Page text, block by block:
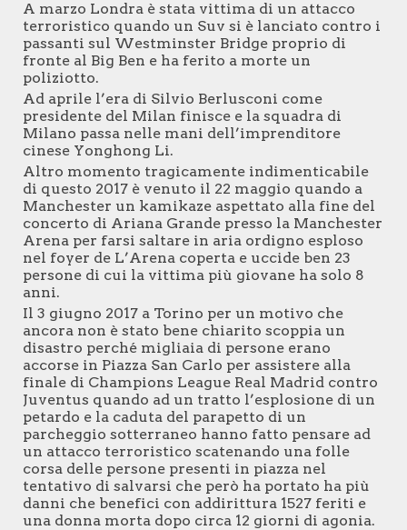
A marzo Londra è stata vittima di un attacco
terroristico quando un Suv si è lanciato contro i
passanti sul Westminster Bridge proprio di
fronte al Big Ben e ha ferito a morte un
poliziotto.
Ad aprile l’era di Silvio Berlusconi come
presidente del Milan finisce e la squadra di
Milano passa nelle mani dell’imprenditore
cinese Yonghong Li.
Altro momento tragicamente indimenticabile
di questo 2017 è venuto il 22 maggio quando a
Manchester un kamikaze aspettato alla fine del
concerto di Ariana Grande presso la Manchester
Arena per farsi saltare in aria ordigno esploso
nel foyer de L’Arena coperta e uccide ben 23
persone di cui la vittima più giovane ha solo 8
anni.
Il 3 giugno 2017 a Torino per un motivo che
ancora non è stato bene chiarito scoppia un
disastro perché migliaia di persone erano
accorse in Piazza San Carlo per assistere alla
finale di Champions League Real Madrid contro
Juventus quando ad un tratto l’esplosione di un
petardo e la caduta del parapetto di un
parcheggio sotterraneo hanno fatto pensare ad
un attacco terroristico scatenando una folle
corsa delle persone presenti in piazza nel
tentativo di salvarsi che però ha portato ha più
danni che benefici con addirittura 1527 feriti e
una donna morta dopo circa 12 giorni di agonia.